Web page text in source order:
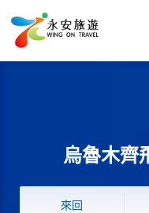
烏魯木齊
來回